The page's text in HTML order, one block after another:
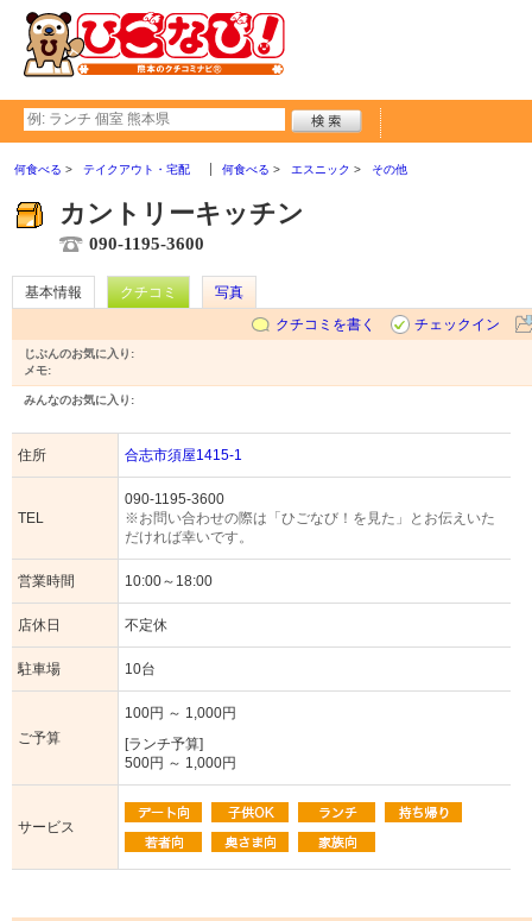
何食べる テイクアウト・宅配 何食べる エスニック その他
カントリーキッチン
090-1195-3600
基本情報 クチコミ
写真
クチコミを書く
チェックイン
じぶんのお気に入り:
メモ:
みんなのお気に入り:
住所 合志市須屋1415-1
TEL
090-1195-3600
※お問い合わせの際は「ひごなび！を見た」とお伝えいた
だければ幸いです。
営業時間 10:00～18:00
店休日 不定休
駐車場 10台
ご予算
100円 ～ 1,000円
[ランチ予算]
500円 ～ 1,000円
サービス